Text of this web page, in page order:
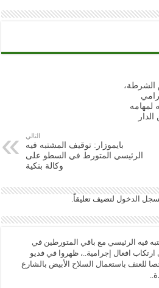
الشرطة،
لمهامه
التالي
بايموزار: توقيف المشتبه فيه
الرئيسي المتورط في السطو على
وكالة بنكية
الدخول لتضيف تعليقاً.
فيه الرئيسي مع باقي المتورطين في
افعال إجرامية..، ظهروا في فديو
للعنف باستعمال السلاح الأبيض بالشارع